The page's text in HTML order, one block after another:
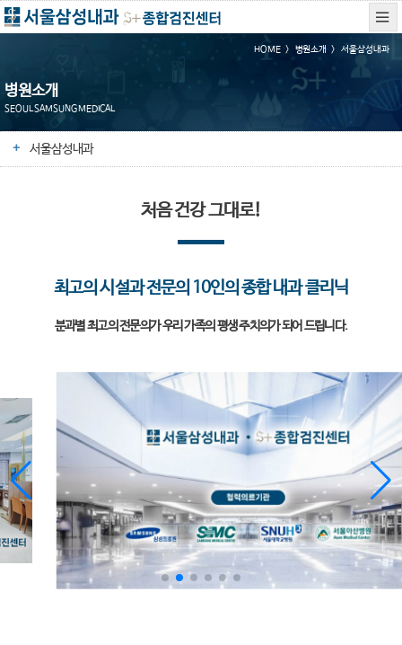
HOME 병원소개 서울삼성내과
병원소개
SEOUL SAMSUNG MEDICAL
서울삼성내과
처음 건강 그대로!
최고의 시설과 전문의 10인의 종합 내과 클리닉
분과별 최고의 전문의가 우리 가족의 평생 주치의가 되어 드립니다.